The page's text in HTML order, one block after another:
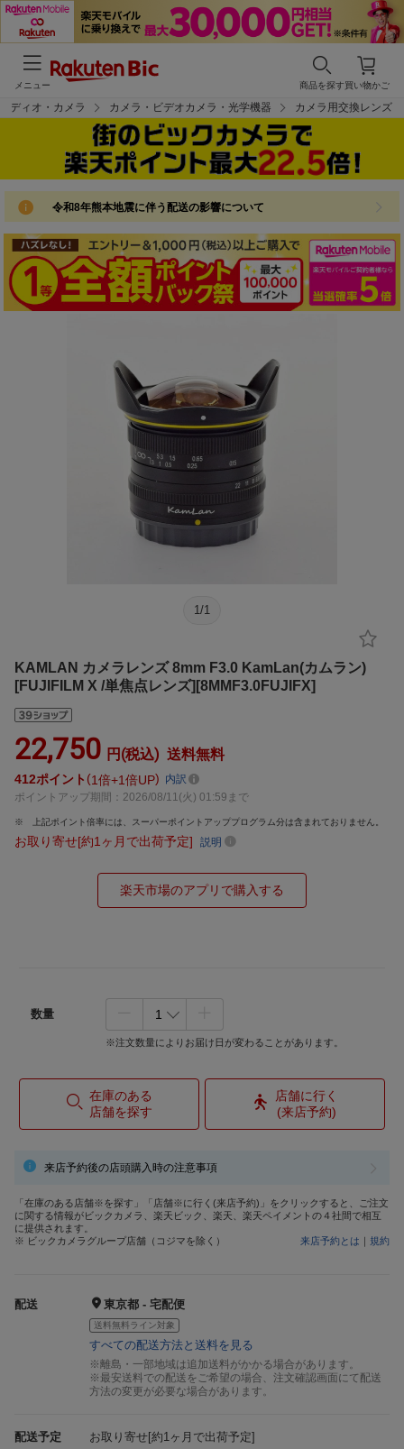
買い物かご
商品を探す
メニュー
ディオ・カメラ カメラ・ビデオカメラ・光学機器 カメラ用交換レンズ
令和8年熊本地震に伴う配送の影響について
1 /1
KAMLAN カメラレンズ 8mm F3.0 KamLan(カムラン)
[FUJIFILM X /単焦点レンズ][8MMF3.0FUJIFX]
22,750 円(税込) 送料無料
412ポイント 1倍 1倍UP
内訳
ポイントアップ期間：2026/08/11(火) 01:59まで
上記ポイント倍率には、スーパーポイントアッププログラム分は含まれておりません。
お取り寄せ[約1ヶ月で出荷予定] 説明
楽天市場のアプリで購入する
数量
※注文数量によりお届け日が変わることがあります。
在庫のある
店舗を探す
店舗に行く
(来店予約)
来店予約後の店頭購入時の注意事項
「在庫のある店舗※を探す」「店舗※に行く(来店予約)」をクリックすると、ご注文
に関する情報がビックカメラ、楽天ビック、楽天、楽天ペイメントの４社間で相互
に提供されます。
※ ビックカメラグループ店舗（コジマを除く）
来店予約とは ｜ 規約
配送 東京都 - 宅配便
送料無料ライン対象
すべての配送方法と送料を見る
※離島・一部地域は追加送料がかかる場合があります。
※最安送料での配送をご希望の場合、注文確認画面にて配送
方法の変更が必要な場合があります。
配送予定 お取り寄せ[約1ヶ月で出荷予定]